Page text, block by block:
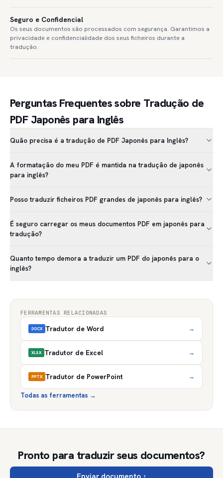
Seguro e Confidencial
Os seus documentos são processados com segurança. Garantimos a
privacidade e confidencialidade dos seus ficheiros durante a
tradução.
Perguntas Frequentes sobre Tradução de
PDF Japonês para Inglês
Quão precisa é a tradução de PDF Japonês para Inglês?
A formatação do meu PDF é mantida na tradução de japonês
para inglês?
Posso traduzir ficheiros PDF grandes de japonês para inglês?
É seguro carregar os meus documentos PDF em japonês para
tradução?
Quanto tempo demora a traduzir um PDF do japonês para o
inglês?
FERRAMENTAS RELACIONADAS
DOCX Tradutor de Word →
XLSX Tradutor de Excel →
PPTX Tradutor de PowerPoint →
Todas as ferramentas →
Pronto para traduzir seus documentos?